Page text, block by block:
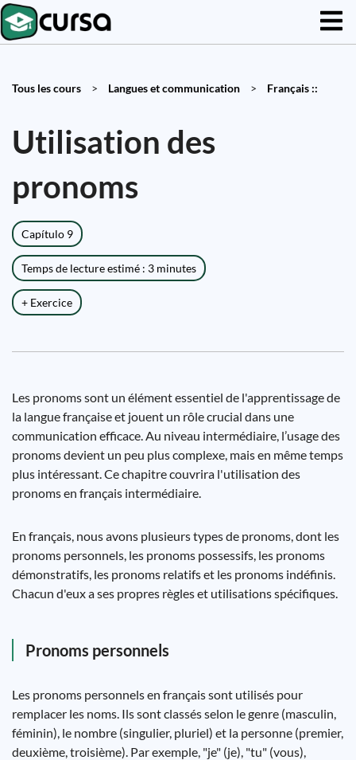
Tous les cours > Langues et communication > Français ::
Utilisation des
pronoms
Capítulo 9
Temps de lecture estimé : 3 minutes
+ Exercice
Les pronoms sont un élément essentiel de l'apprentissage de
la langue française et jouent un rôle crucial dans une
communication efficace. Au niveau intermédiaire, l’usage des
pronoms devient un peu plus complexe, mais en même temps
plus intéressant. Ce chapitre couvrira l'utilisation des
pronoms en français intermédiaire.
En français, nous avons plusieurs types de pronoms, dont les
pronoms personnels, les pronoms possessifs, les pronoms
démonstratifs, les pronoms relatifs et les pronoms indéfinis.
Chacun d'eux a ses propres règles et utilisations spécifiques.
Pronoms personnels
Les pronoms personnels en français sont utilisés pour
remplacer les noms. Ils sont classés selon le genre (masculin,
féminin), le nombre (singulier, pluriel) et la personne (premier,
deuxième, troisième). Par exemple, "je" (je), "tu" (vous),